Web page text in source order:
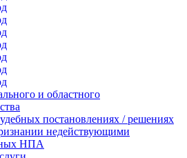
и областного
постановлениях / решениях
недействующими
НПА